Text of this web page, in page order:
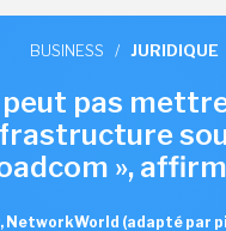
BUSINESS / JURIDIQUE
peut pas
»,
NetworkWorld (adapté par